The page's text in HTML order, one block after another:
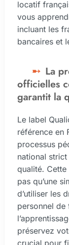
locatif
vous
incluant les
bancaires et
La
officielles
garantit la
Le label
référence en
processus
national
qualité. Cette
pas qu’une
d’utiliser les
personnel
préservez